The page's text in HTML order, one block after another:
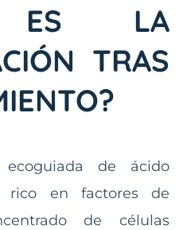
ES LA
TRAS
de ácido
rico en factores de
de células